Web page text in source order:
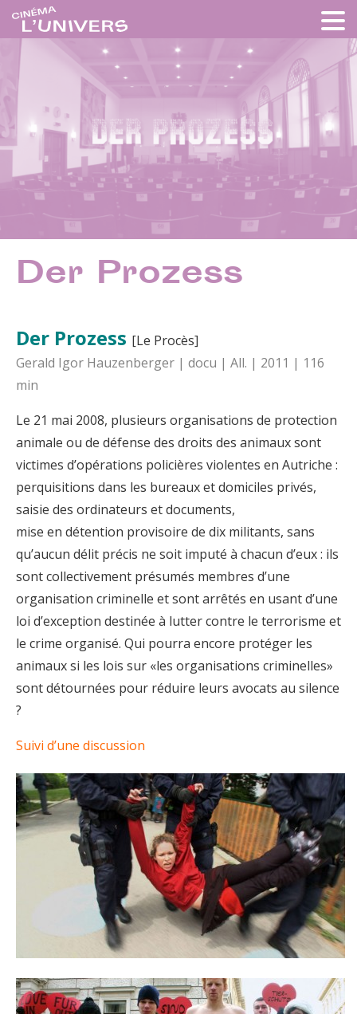
Der Prozess
Der Prozess [Le Procès]
Gerald Igor Hauzenberger | docu | All. | 2011 | 116
min
Le 21 mai 2008, plusieurs organisations de protection
animale ou de défense des droits des animaux sont
victimes d’opérations policières violentes en Autriche :
perquisitions dans les bureaux et domiciles privés,
saisie des ordinateurs et documents,
mise en détention provisoire de dix militants, sans
qu’aucun délit précis ne soit imputé à chacun d’eux : ils
sont collectivement présumés membres d’une
organisation criminelle et sont arrêtés en usant d’une
loi d’exception destinée à lutter contre le terrorisme et
le crime organisé. Qui pourra encore protéger les
animaux si les lois sur «les organisations criminelles»
sont détournées pour réduire leurs avocats au silence
?
Suivi d’une discussion